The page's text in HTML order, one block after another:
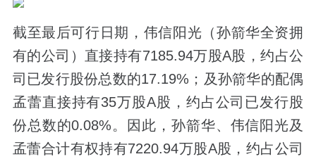
截至最后可行日期，伟信阳光（孙箭华全资拥
有的公司）直接持有7185.94万股A股，约占公
司已发行股份总数的17.19%；及孙箭华的配偶
孟蕾直接持有35万股A股，约占公司已发行股
份总数的0.08%。因此，孙箭华、伟信阳光及
孟蕾合计有权持有7220.94万股A股，约占公司